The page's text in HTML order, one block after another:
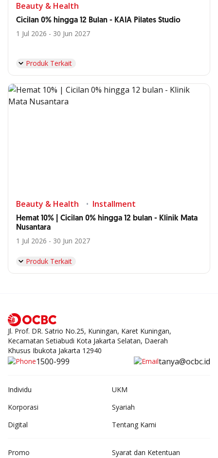
Beauty & Health
Cicilan 0% hingga 12 Bulan - KAIA Pilates Studio
1 Jul 2026 - 30 Jun 2027
Produk Terkait
Beauty & Health Installment
Hemat 10% | Cicilan 0% hingga 12 bulan - Klinik Mata
Nusantara
1 Jul 2026 - 30 Jun 2027
Produk Terkait
Jl. Prof. DR. Satrio No.25, Kuningan, Karet Kuningan,
Kecamatan Setiabudi Kota Jakarta Selatan, Daerah
Khusus Ibukota Jakarta 12940
1500-999 tanya@ocbc.id
Individu
UKM
Korporasi
Syariah
Digital
Tentang Kami
Promo
Syarat dan Ketentuan